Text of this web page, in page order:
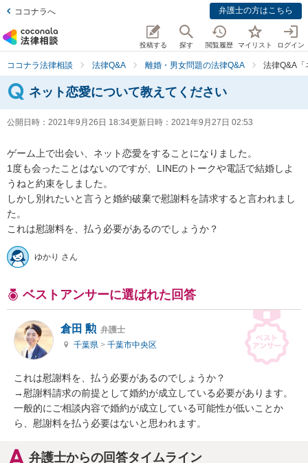
ココナラへ 弁護士の方はこちら
投稿する 探す 閲覧履歴 マイリスト ログイン
ココナラ法律相談 法律Q&A 離婚・男女問題の法律Q&A 法律Q&A「
ネット恋愛について教えてください
公開日時： 2021年9月26日 18:34更新日時： 2021年9月27日 02:53
ゲーム上で出会い、ネット恋愛をすることになりました。
1度も会ったことはないのですが、LINEのトークや電話で結婚しよ
うねと約束をしました。
しかし別れたいと言うと婚約破棄で慰謝料を請求すると言われまし
た。
これは慰謝料を、払う必要があるのでしょうか？
ゆかり さん
ベストアンサーに選ばれた回答
倉田 勲 弁護士
千葉県 > 千葉市中央区
これは慰謝料を、払う必要があるのでしょうか？
→慰謝料請求の前提として婚約が成立している必要があります。
一般的にご相談内容で婚約が成立している可能性が低いことか
ら、慰謝料を払う必要はないと思われます。
弁護士からの回答タイムライン